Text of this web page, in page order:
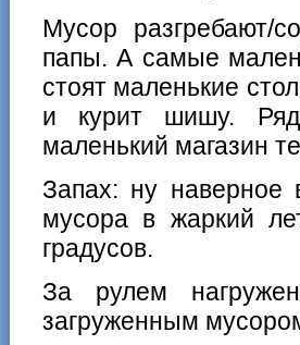
Мусор разгребают/
папы. А самые
стоят маленькие
и курит шишу.
маленький магазин
Запах: ну наверное
мусора в жаркий
градусов.
За рулем
загруженным